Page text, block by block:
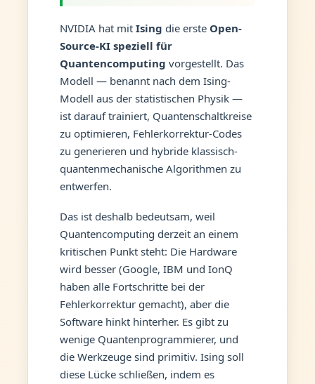
NVIDIA hat mit Ising die erste Open-
Source-KI speziell für
Quantencomputing vorgestellt. Das
Modell — benannt nach dem Ising-
Modell aus der statistischen Physik —
ist darauf trainiert, Quantenschaltkreise
zu optimieren, Fehlerkorrektur-Codes
zu generieren und hybride klassisch-
quantenmechanische Algorithmen zu
entwerfen.
Das ist deshalb bedeutsam, weil
Quantencomputing derzeit an einem
kritischen Punkt steht: Die Hardware
wird besser (Google, IBM und IonQ
haben alle Fortschritte bei der
Fehlerkorrektur gemacht), aber die
Software hinkt hinterher. Es gibt zu
wenige Quantenprogrammierer, und
die Werkzeuge sind primitiv. Ising soll
diese Lücke schließen, indem es